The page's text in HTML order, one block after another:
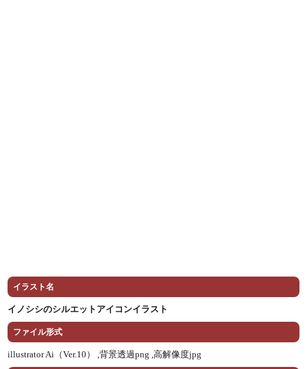
イラスト名
イノシシのシルエットアイコンイラスト
ファイル形式
illustrator Ai（Ver.10） ,背景透過png ,高解像度jpg